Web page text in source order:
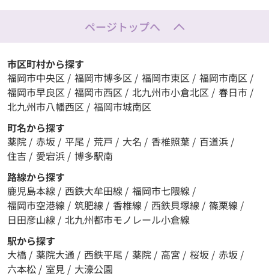
ページトップへ
市区町村から探す
福岡市中央区 / 福岡市博多区 / 福岡市東区 / 福岡市南区 /
福岡市早良区 / 福岡市西区 / 北九州市小倉北区 / 春日市 /
北九州市八幡西区 / 福岡市城南区
町名から探す
薬院 / 赤坂 / 平尾 / 荒戸 / 大名 / 香椎照葉 / 百道浜 /
住吉 / 愛宕浜 / 博多駅南
路線から探す
鹿児島本線 / 西鉄大牟田線 / 福岡市七隈線 /
福岡市空港線 / 筑肥線 / 香椎線 / 西鉄貝塚線 / 篠栗線 /
日田彦山線 / 北九州都市モノレール小倉線
駅から探す
大橋 / 薬院大通 / 西鉄平尾 / 薬院 / 高宮 / 桜坂 / 赤坂 /
六本松 / 室見 / 大濠公園